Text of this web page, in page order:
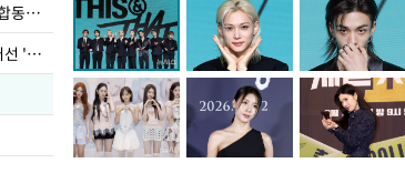
더불어민주당 당대표·최고위원 후보 합동연설회
주택용지 검토 알려지자... 신속히 늘어선 '근조화환'